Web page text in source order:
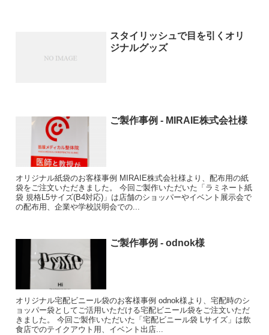
スタイリッシュで目を引くオリ
ジナルグッズ
ご製作事例 - MIRAIE株式会社様
オリジナル紙袋のお客様事例 MIRAIE株式会社様より、配布用の紙
袋をご注文いただきました。 今回ご製作いただいた「ラミネート紙
袋 規格L5サイズ(B4対応)」は店舗のショッパーやイベント展示会で
の配布用、企業や学校説明会での...
ご製作事例 - odnok様
オリジナル宅配ビニール袋のお客様事例 odnok様より、宅配時のシ
ョッパー袋としてご活用いただける宅配ビニール袋をご注文いただ
きました。 今回ご製作いただいた「宅配ビニール袋 Lサイズ」は飲
食店でのテイクアウト用、イベント出店...